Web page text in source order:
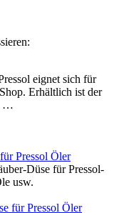
eignet sich für
Erhältlich ist der
…
Pressol Öler
Düse für Pressol-
usw.